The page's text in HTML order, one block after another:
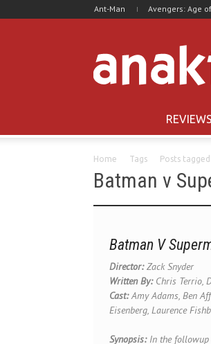
Ant-Man Avengers: Age
REVIEWS
Home Tags Posts
Batman v
Batman V
Director:Zack Snyder
Written By:Chris Terrio,
Cast:Amy Adams, Ben
Eisenberg, Laurence
Synopsis:In the followup